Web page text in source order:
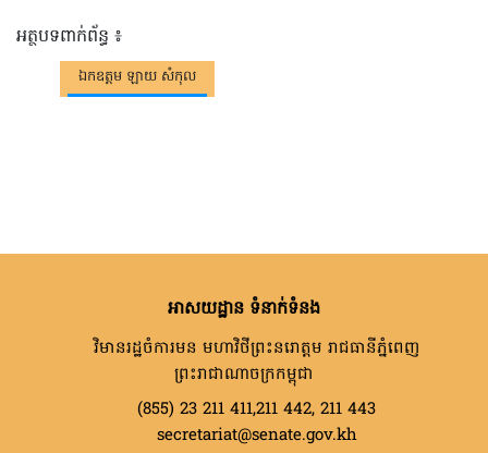
អត្ថបទពាក់ព័ន្ធ ៖
ឯកឧត្តម ឡាយ សំកុល
អាសយដ្ឋាន ទំនាក់ទំនង
វិមានរដ្ឋចំការមន មហាវិថីព្រះនរោត្តម រាជធានីភ្នំពេញ
ព្រះរាជាណាចក្រកម្ពុជា
(855) 23 211 411,211 442, 211 443
secretariat@senate.gov.kh